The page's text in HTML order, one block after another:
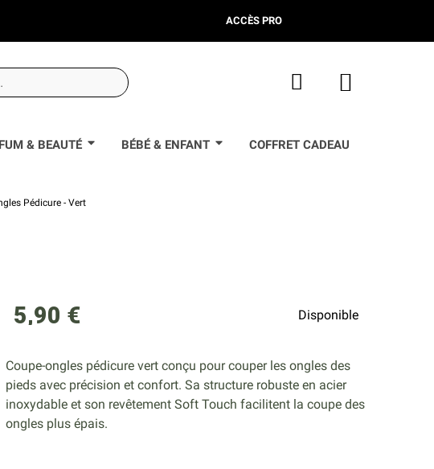
ACCÈS PRO
& BEAUTÉ BÉBÉ & ENFANT COFFRET CADEAU
Pédicure - Vert
5,90 € Disponible
Coupe-ongles pédicure vert conçu pour couper les ongles des
pieds avec précision et confort. Sa structure robuste en acier
inoxydable et son revêtement Soft Touch facilitent la coupe des
ongles plus épais.